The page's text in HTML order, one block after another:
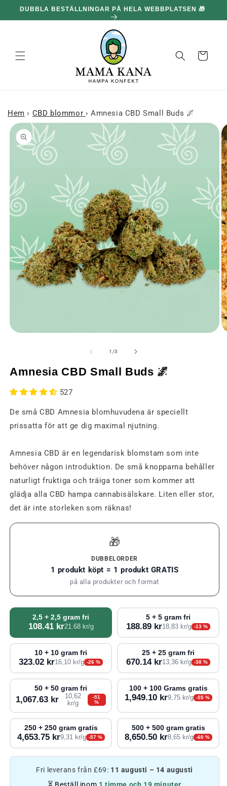
och gå
DUBBLA BESTÄLLNINGAR PÅ HELA WEBBPLATSEN 🎁
Korg
Hem › CBD blommor › Amnesia CBD Small Buds 🌌
till
ett
modalt
1 /av
3
Amnesia CBD Small Buds 🌌
527
De små CBD Amnesia blomhuvudena är speciellt
prissatta för att ge dig maximal njutning.
Amnesia CBD är en legendarisk blomstam som inte
behöver någon introduktion. De små knopparna behåller
naturligt fruktiga och träiga toner som kommer att
glädja alla CBD hampa cannabisälskare. Liten eller stor,
det är inte storleken som räknas!
🎁
DUBBELORDER
1 produkt köpt = 1 produkt GRATIS
på alla produkter och format
2,5 + 2,5 gram fri
108.41 kr21.68 kr/g
5 + 5 gram fri
188.89 kr18,83 kr/g -13 %
10 + 10 gram fri
323.02 kr16,10 kr/g -26 %
25 + 25 gram fri
670.14 kr13,36 kr/g -38 %
50 + 50 gram fri
1,067.63 kr
10,62
kr/g
-51
%
100 + 100 Grams gratis
1,949.10 kr9,75 kr/g -55 %
250 + 250 gram gratis
4,653.75 kr9,31 kr/g -57 %
500 + 500 gram gratis
8,650.50 kr8,65 kr/g -60 %
Fri leverans från £69: 11 augusti – 14 augusti